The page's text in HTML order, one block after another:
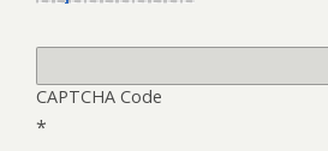
CAPTCHA Code
*